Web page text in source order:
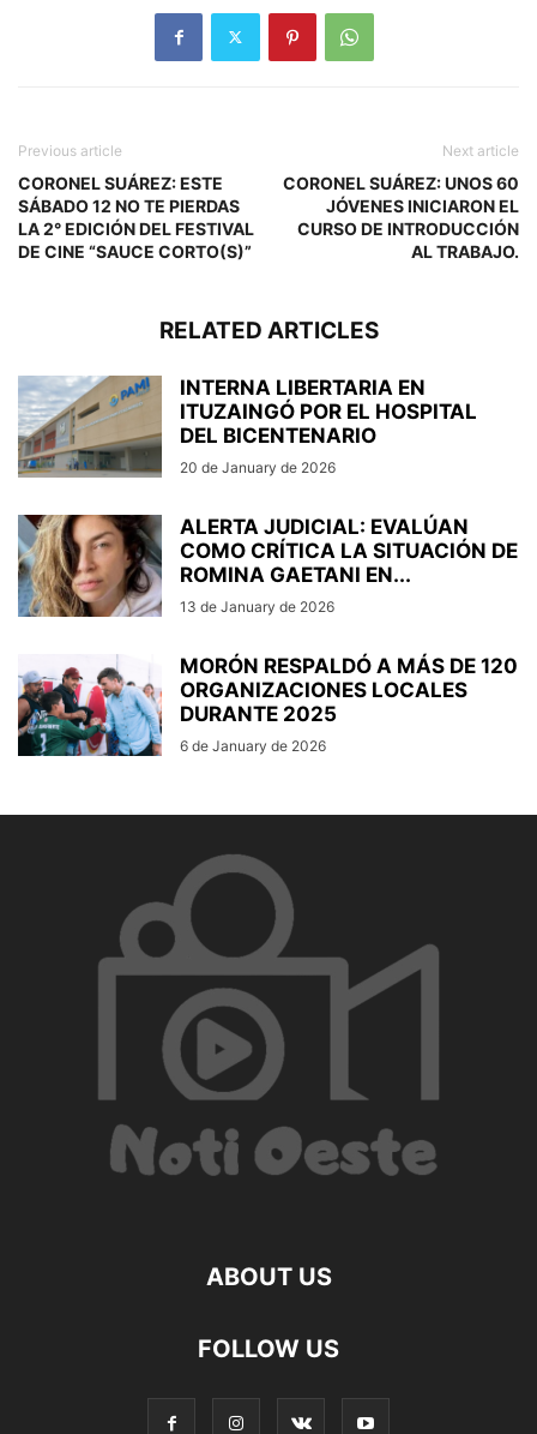
Previous article
CORONEL SUÁREZ: ESTE
SÁBADO 12 NO TE PIERDAS
LA 2° EDICIÓN DEL FESTIVAL
DE CINE “SAUCE CORTO(S)”
Next article
CORONEL SUÁREZ: UNOS 60
JÓVENES INICIARON EL
CURSO DE INTRODUCCIÓN
AL TRABAJO.
RELATED ARTICLES
INTERNA LIBERTARIA EN
ITUZAINGÓ POR EL HOSPITAL
DEL BICENTENARIO
20 de January de 2026
ALERTA JUDICIAL: EVALÚAN
COMO CRÍTICA LA SITUACIÓN DE
ROMINA GAETANI EN...
13 de January de 2026
MORÓN RESPALDÓ A MÁS DE 120
ORGANIZACIONES LOCALES
DURANTE 2025
6 de January de 2026
ABOUT US
FOLLOW US